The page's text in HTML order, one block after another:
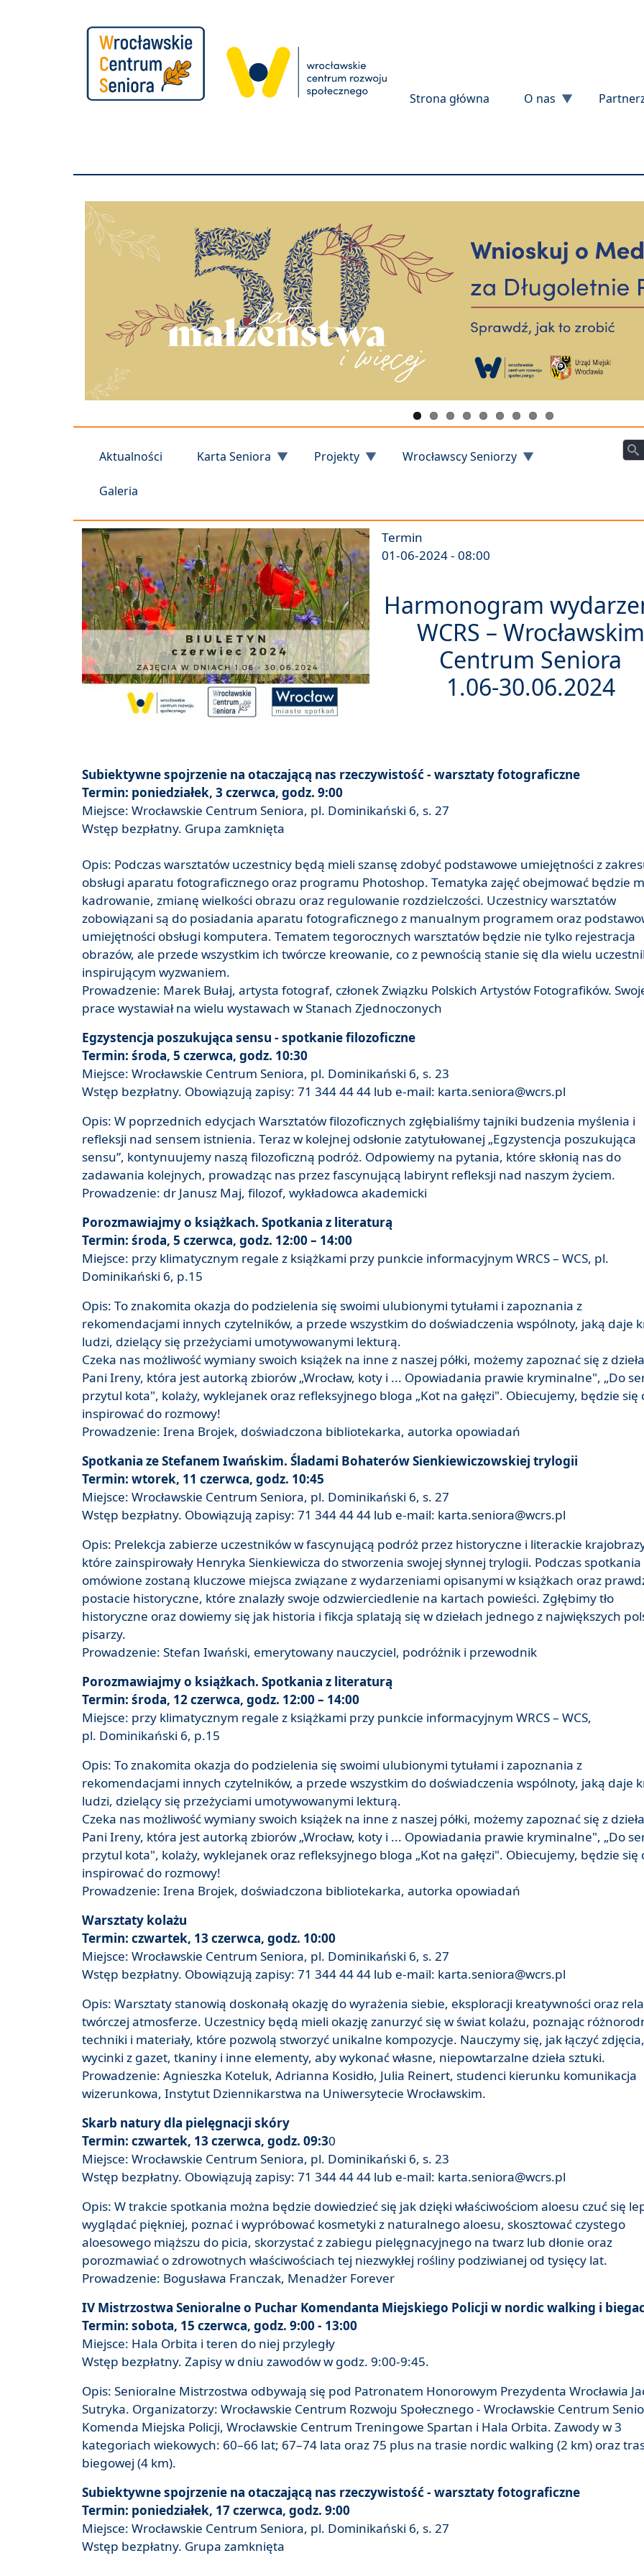
Strona główna O nas
Aktualności Karta Seniora Projekty Wrocławscy Seniorzy
Galeria
Termin
01-06-2024 - 08:00
Harmonogram
WCRS – Wrocławskim
Centrum Seniora
1.06-30.06.2024
Subiektywne spojrzenie na otaczającą nas rzeczywistość - warsztaty fotograficzne
Termin: poniedziałek, 3 czerwca, godz. 9:00
Miejsce: Wrocławskie Centrum Seniora, pl. Dominikański 6, s. 27
Wstęp bezpłatny. Grupa zamknięta
Opis: Podczas warsztatów uczestnicy będą mieli szansę zdobyć podstawowe umiejętności z
obsługi aparatu fotograficznego oraz programu Photoshop. Tematyka zajęć obejmować będzie
kadrowanie, zmianę wielkości obrazu oraz regulowanie rozdzielczości. Uczestnicy warsztatów
zobowiązani są do posiadania aparatu fotograficznego z manualnym programem oraz
umiejętności obsługi komputera. Tematem tegorocznych warsztatów będzie nie tylko rejestracja
obrazów, ale przede wszystkim ich twórcze kreowanie, co z pewnością stanie się dla wielu
inspirującym wyzwaniem.
Prowadzenie: Marek Bułaj, artysta fotograf, członek Związku Polskich Artystów Fotografików.
prace wystawiał na wielu wystawach w Stanach Zjednoczonych
Egzystencja poszukująca sensu - spotkanie filozoficzne
Termin: środa, 5 czerwca, godz. 10:30
Miejsce: Wrocławskie Centrum Seniora, pl. Dominikański 6, s. 23
Wstęp bezpłatny. Obowiązują zapisy: 71 344 44 44 lub e-mail: karta.seniora@wcrs.pl
Opis: W poprzednich edycjach Warsztatów filozoficznych zgłębialiśmy tajniki budzenia myślenia i
refleksji nad sensem istnienia. Teraz w kolejnej odsłonie zatytułowanej „Egzystencja poszukująca
sensu”, kontynuujemy naszą filozoficzną podróż. Odpowiemy na pytania, które skłonią nas do
zadawania kolejnych, prowadząc nas przez fascynującą labirynt refleksji nad naszym życiem.
Prowadzenie: dr Janusz Maj, filozof, wykładowca akademicki
Porozmawiajmy o książkach. Spotkania z literaturą
Termin: środa, 5 czerwca, godz. 12:00 – 14:00
Miejsce: przy klimatycznym regale z książkami przy punkcie informacyjnym WRCS – WCS, pl.
Dominikański 6, p.15
Opis: To znakomita okazja do podzielenia się swoimi ulubionymi tytułami i zapoznania z
rekomendacjami innych czytelników, a przede wszystkim do doświadczenia wspólnoty, jaką daje
ludzi, dzielący się przeżyciami umotywowanymi lekturą.
Czeka nas możliwość wymiany swoich książek na inne z naszej półki, możemy zapoznać się z
Pani Ireny, która jest autorką zbiorów „Wrocław, koty i ... Opowiadania prawie kryminalne", „Do
przytul kota", kolaży, wyklejanek oraz refleksyjnego bloga „Kot na gałęzi". Obiecujemy, będzie się
inspirować do rozmowy!
Prowadzenie: Irena Brojek, doświadczona bibliotekarka, autorka opowiadań
Spotkania ze Stefanem Iwańskim. Śladami Bohaterów Sienkiewiczowskiej trylogii
Termin: wtorek, 11 czerwca, godz. 10:45
Miejsce: Wrocławskie Centrum Seniora, pl. Dominikański 6, s. 27
Wstęp bezpłatny. Obowiązują zapisy: 71 344 44 44 lub e-mail: karta.seniora@wcrs.pl
Opis: Prelekcja zabierze uczestników w fascynującą podróż przez historyczne i literackie
które zainspirowały Henryka Sienkiewicza do stworzenia swojej słynnej trylogii. Podczas spotkania
omówione zostaną kluczowe miejsca związane z wydarzeniami opisanymi w książkach oraz
postacie historyczne, które znalazły swoje odzwierciedlenie na kartach powieści. Zgłębimy tło
historyczne oraz dowiemy się jak historia i fikcja splatają się w dziełach jednego z największych
pisarzy.
Prowadzenie: Stefan Iwański, emerytowany nauczyciel, podróżnik i przewodnik
Porozmawiajmy o książkach. Spotkania z literaturą
Termin: środa, 12 czerwca, godz. 12:00 – 14:00
Miejsce: przy klimatycznym regale z książkami przy punkcie informacyjnym WRCS – WCS,
pl. Dominikański 6, p.15
Opis: To znakomita okazja do podzielenia się swoimi ulubionymi tytułami i zapoznania z
rekomendacjami innych czytelników, a przede wszystkim do doświadczenia wspólnoty, jaką daje
ludzi, dzielący się przeżyciami umotywowanymi lekturą.
Czeka nas możliwość wymiany swoich książek na inne z naszej półki, możemy zapoznać się z
Pani Ireny, która jest autorką zbiorów „Wrocław, koty i ... Opowiadania prawie kryminalne", „Do
przytul kota", kolaży, wyklejanek oraz refleksyjnego bloga „Kot na gałęzi". Obiecujemy, będzie się
inspirować do rozmowy!
Prowadzenie: Irena Brojek, doświadczona bibliotekarka, autorka opowiadań
Warsztaty kolażu
Termin: czwartek, 13 czerwca, godz. 10:00
Miejsce: Wrocławskie Centrum Seniora, pl. Dominikański 6, s. 27
Wstęp bezpłatny. Obowiązują zapisy: 71 344 44 44 lub e-mail: karta.seniora@wcrs.pl
Opis: Warsztaty stanowią doskonałą okazję do wyrażenia siebie, eksploracji kreatywności oraz
twórczej atmosferze. Uczestnicy będą mieli okazję zanurzyć się w świat kolażu, poznając
techniki i materiały, które pozwolą stworzyć unikalne kompozycje. Nauczymy się, jak łączyć zdjęcia,
wycinki z gazet, tkaniny i inne elementy, aby wykonać własne, niepowtarzalne dzieła sztuki.
Prowadzenie: Agnieszka Koteluk, Adrianna Kosidło, Julia Reinert, studenci kierunku komunikacja
wizerunkowa, Instytut Dziennikarstwa na Uniwersytecie Wrocławskim.
Skarb natury dla pielęgnacji skóry
Termin: czwartek, 13 czerwca, godz. 09:30
Miejsce: Wrocławskie Centrum Seniora, pl. Dominikański 6, s. 23
Wstęp bezpłatny. Obowiązują zapisy: 71 344 44 44 lub e-mail: karta.seniora@wcrs.pl
Opis: W trakcie spotkania można będzie dowiedzieć się jak dzięki właściwościom aloesu czuć się
wyglądać piękniej, poznać i wypróbować kosmetyki z naturalnego aloesu, skosztować czystego
aloesowego miąższu do picia, skorzystać z zabiegu pielęgnacyjnego na twarz lub dłonie oraz
porozmawiać o zdrowotnych właściwościach tej niezwykłej rośliny podziwianej od tysięcy lat.
Prowadzenie: Bogusława Franczak, Menadżer Forever
IV Mistrzostwa Senioralne o Puchar Komendanta Miejskiego Policji w nordic walking i
Termin: sobota, 15 czerwca, godz. 9:00 - 13:00
Miejsce: Hala Orbita i teren do niej przyległy
Wstęp bezpłatny. Zapisy w dniu zawodów w godz. 9:00-9:45.
Opis: Senioralne Mistrzostwa odbywają się pod Patronatem Honorowym Prezydenta Wrocławia
Sutryka. Organizatorzy: Wrocławskie Centrum Rozwoju Społecznego - Wrocławskie Centrum
Komenda Miejska Policji, Wrocławskie Centrum Treningowe Spartan i Hala Orbita. Zawody w 3
kategoriach wiekowych: 60–66 lat; 67–74 lata oraz 75 plus na trasie nordic walking (2 km) oraz
biegowej (4 km).
Subiektywne spojrzenie na otaczającą nas rzeczywistość - warsztaty fotograficzne
Termin: poniedziałek, 17 czerwca, godz. 9:00
Miejsce: Wrocławskie Centrum Seniora, pl. Dominikański 6, s. 27
Wstęp bezpłatny. Grupa zamknięta